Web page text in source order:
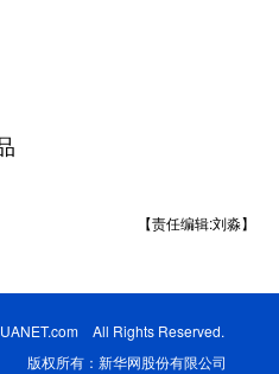
【责任编辑:刘淼】
All Rights Reserved.
版权所有：新华网股份有限公司